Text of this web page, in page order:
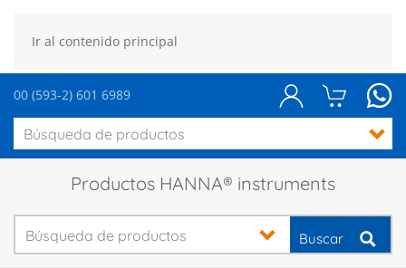
Ir al contenido principal
00 (593-2) 601 6989
Productos HANNA® instruments
Buscar